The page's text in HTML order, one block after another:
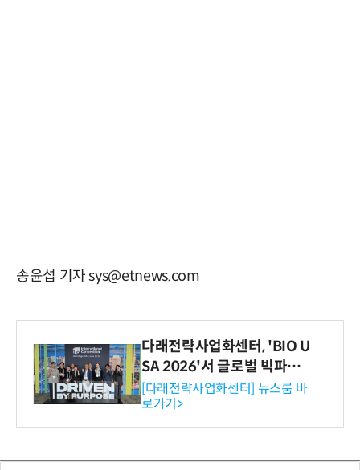
송윤섭 기자 sys@etnews.com
다래전략사업화센터, 'BIO U
SA 2026'서 글로벌 빅파마
와의 비즈니스 미팅 지원…K
-바이오 해외 진출 교두보 확
보
[다래전략사업화센터] 뉴스룸 바
로가기>